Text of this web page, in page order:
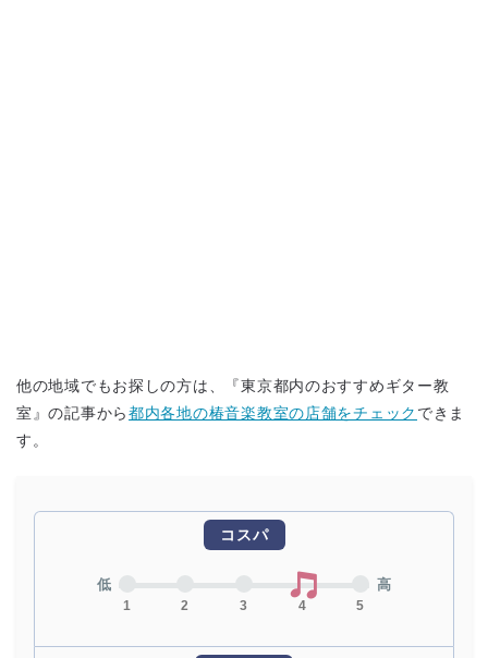
他の地域でもお探しの方は、『東京都内のおすすめギター教
室』の記事から都内各地の椿音楽教室の店舗をチェック できま
す。
コスパ
低
1 2 3 4 5
高